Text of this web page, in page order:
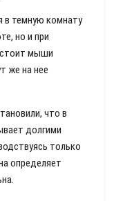
в темную комнату
но и при
мыши
же на нее
что в
долгими
только
определяет